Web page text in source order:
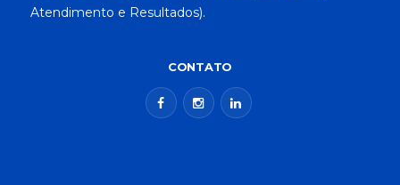
Atendimento e Resultados).
CONTATO